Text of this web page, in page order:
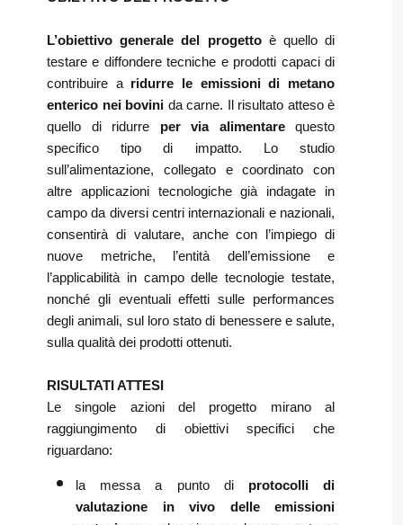
L’obiettivo generale del progettoè quello di
testare e diffondere tecniche e prodotti capaci di
contribuire a ridurre le emissioni di metano
enterico nei bovini da carne. Il risultato atteso è
quello di ridurre per via alimentare questo
specifico tipo di impatto. Lo studio
sull’alimentazione, collegato e coordinato con
altre applicazioni tecnologiche già indagate in
campo da diversi centri internazionali e nazionali,
consentirà di valutare, anche con l’impiego di
nuove metriche, l’entità dell’emissione e
l’applicabilità in campo delle tecnologie testate,
nonché gli eventuali effetti sulle performances
degli animali, sul loro stato di benessere e salute,
sulla qualità dei prodotti ottenuti.
RISULTATI ATTESI
Le singole azioni del progetto mirano al
raggiungimento di obiettivi specifici che
riguardano:
la messa a punto di protocolli di
valutazione in vivo delle emissioni